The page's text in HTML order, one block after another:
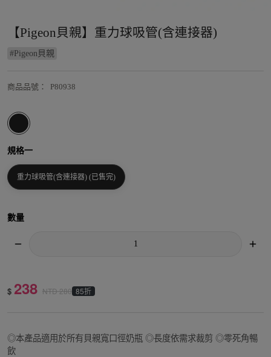
【Pigeon貝親】重力球吸管(含連接器)
# Pigeon貝親
商品品號 ： P80938
規格一
重力球吸管(含連接器) (已售完)
數量
$ 238 NTD280 85折
◎本產品適用於所有貝親寬口徑奶瓶 ◎長度依需求裁剪 ◎零死角暢
飲